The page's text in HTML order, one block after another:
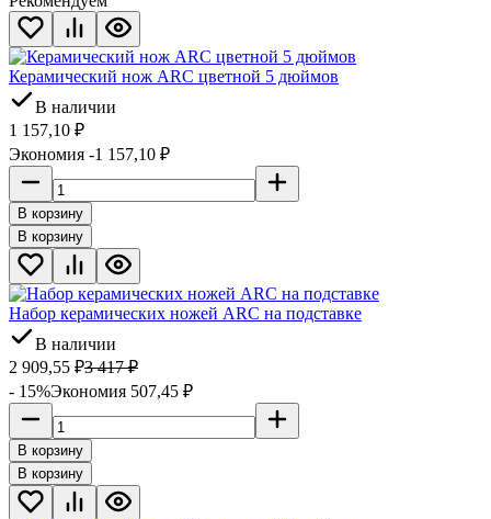
Керамический нож ARC цветной 5 дюймов
В наличии
1 157,10 ₽
Экономия -1 157,10 ₽
В корзину
В корзину
Набор керамических ножей ARC на подставке
В наличии
2 909,55 ₽3 417₽
- 15%Экономия 507,45 ₽
В корзину
В корзину